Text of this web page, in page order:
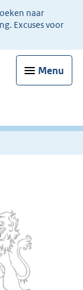
naar
Excuses voor
Menu